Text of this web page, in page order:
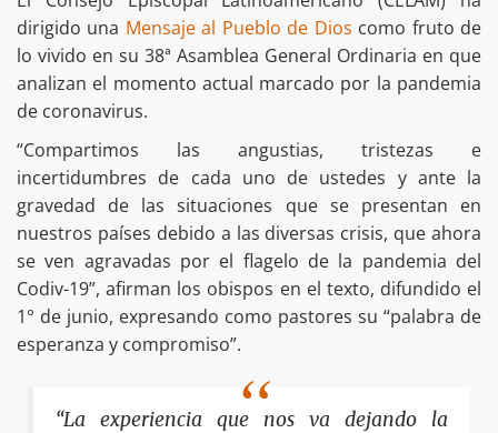
dirigido una Mensaje al Pueblo de Dios como fruto de
lo vivido en su 38ª Asamblea General Ordinaria en que
analizan el momento actual marcado por la pandemia
de coronavirus.
“Compartimos las angustias, tristezas e
incertidumbres de cada uno de ustedes y ante la
gravedad de las situaciones que se presentan en
nuestros países debido a las diversas crisis, que ahora
se ven agravadas por el flagelo de la pandemia del
Codiv-19”, afirman los obispos en el texto, difundido el
1° de junio, expresando como pastores su “palabra de
esperanza y compromiso”.
“La experiencia que nos va dejando la